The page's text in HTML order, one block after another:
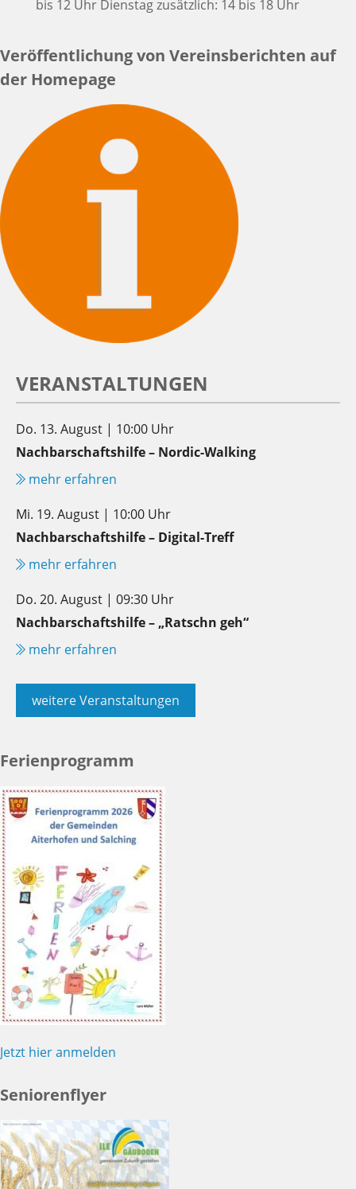
bis 12 Uhr Dienstag zusätzlich: 14 bis 18 Uhr
Veröffentlichung von Vereinsberichten auf
der Homepage
VERANSTALTUNGEN
Do. 13. August | 10:00 Uhr
Nachbarschaftshilfe – Nordic-Walking
mehr erfahren
Mi. 19. August | 10:00 Uhr
Nachbarschaftshilfe – Digital-Treff
mehr erfahren
Do. 20. August | 09:30 Uhr
Nachbarschaftshilfe – „Ratschn geh“
mehr erfahren
weitere Veranstaltungen
Ferienprogramm
Jetzt hier anmelden
Seniorenflyer